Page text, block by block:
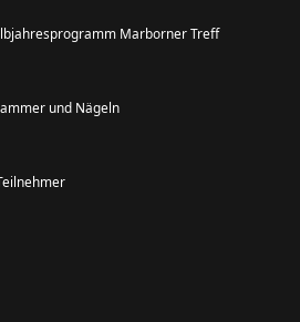
Marborner Treff
und Nägeln